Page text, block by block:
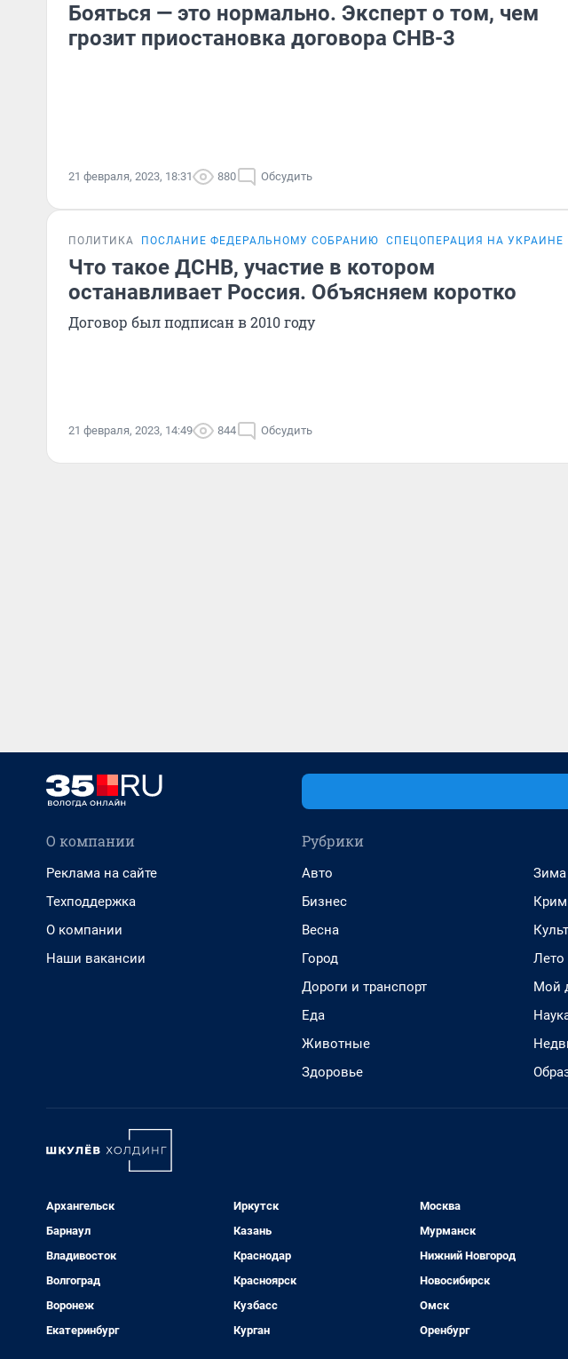
Бояться — это нормально. Эксперт о том, чем
грозит приостановка договора СНВ-3
21 февраля, 2023, 18:31 880 Обсудить
ПОЛИТИКА ПОСЛАНИЕ ФЕДЕРАЛЬНОМУ СОБРАНИЮ СПЕЦОПЕРАЦИЯ НА УКРАИНЕ
Что такое ДСНВ, участие в котором
останавливает Россия. Объясняем коротко
Договор был подписан в 2010 году
21 февраля, 2023, 14:49 844 Обсудить
О компании
Реклама на сайте
Техподдержка
О компании
Наши вакансии
Рубрики
Авто
Бизнес
Весна
Город
Дороги и транспорт
Еда
Животные
Здоровье
Зима
Лето
Мой
Архангельск
Барнаул
Владивосток
Волгоград
Воронеж
Екатеринбург
Иркутск
Казань
Краснодар
Красноярск
Кузбасс
Курган
Москва
Мурманск
Нижний Новгород
Новосибирск
Омск
Оренбург